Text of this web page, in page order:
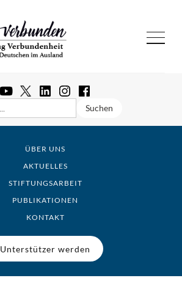
ÜBER UNS
AKTUELLES
STIFTUNGSARBEIT
PUBLIKATIONEN
KONTAKT
Unterstützer werden